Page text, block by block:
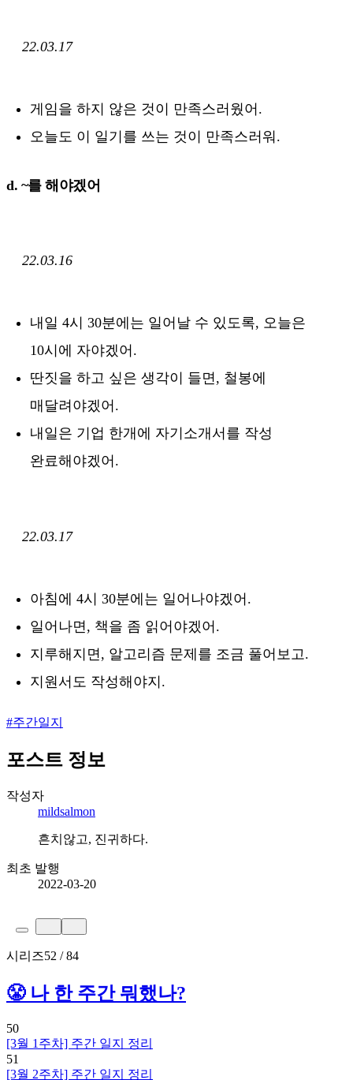
22.03.17
게임을 하지 않은 것이 만족스러웠어.
오늘도 이 일기를 쓰는 것이 만족스러워.
d. ~를 해야겠어
22.03.16
내일 4시 30분에는 일어날 수 있도록, 오늘은
10시에 자야겠어.
딴짓을 하고 싶은 생각이 들면, 철봉에
매달려야겠어.
내일은 기업 한개에 자기소개서를 작성
완료해야겠어.
22.03.17
아침에 4시 30분에는 일어나야겠어.
일어나면, 책을 좀 읽어야겠어.
지루해지면, 알고리즘 문제를 조금 풀어보고.
지원서도 작성해야지.
#주간일지
포스트 정보
작성자
mildsalmon
흔치않고, 진귀하다.
최초 발행
2022-03-20
시리즈52 / 84
😤 나 한 주간 뭐했나?
50
[3월 1주차] 주간 일지 정리
51
[3월 2주차] 주간 일지 정리